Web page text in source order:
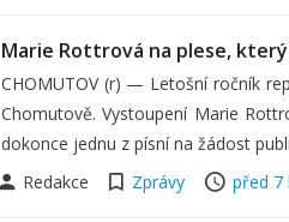
Marie Rottrová na plese,
CHOMUTOV (r) — Letošní ročník
Chomutově. Vystoupení Marie
dokonce jednu z písní na žádost
Redakce
Zprávy před 7